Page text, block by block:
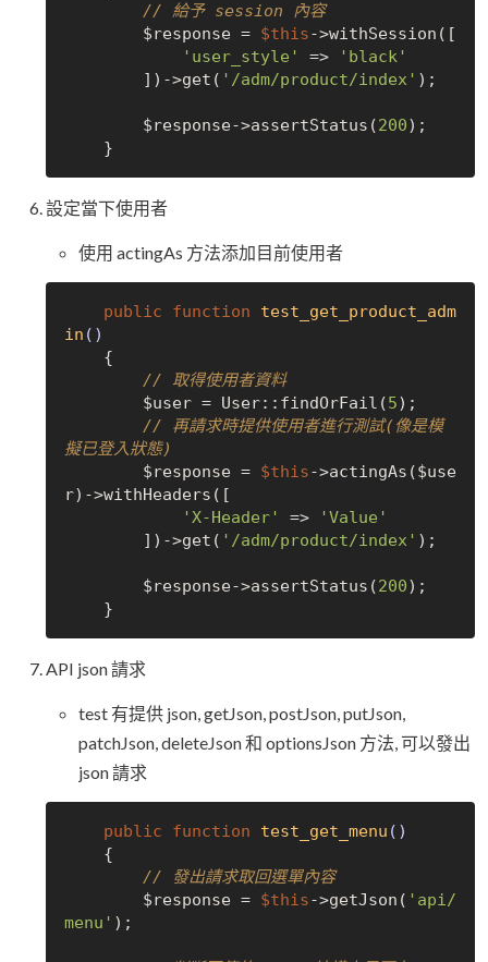
// 給予 session 內容
        $response =
$this->withSession([
'user_style'
=>
'black'
        ])->get(
'/adm/product/index' );
        $response->assertStatus(
200);
設定當下使用者
使用 actingAs 方法添加目前使用者
public function
test_get_product_adm
in ()
{
// 取得使用者資料
        $user = User::findOrFail(
5);
// 再請求時提供使用者進行測試(像是模
擬已登入狀態)
        $response =
$this->actingAs($use
r)->withHeaders([
'X-Header'
=>
'Value'
        ])->get(
'/adm/product/index' );
        $response->assertStatus(
200);
API json 請求
test 有提供 json, getJson, postJson, putJson,
patchJson, deleteJson 和 optionsJson 方法, 可以發出
json 請求
public function test_get_menu ()
{
// 發出請求取回選單內容
        $response =
$this->getJson( 'api/
menu' );